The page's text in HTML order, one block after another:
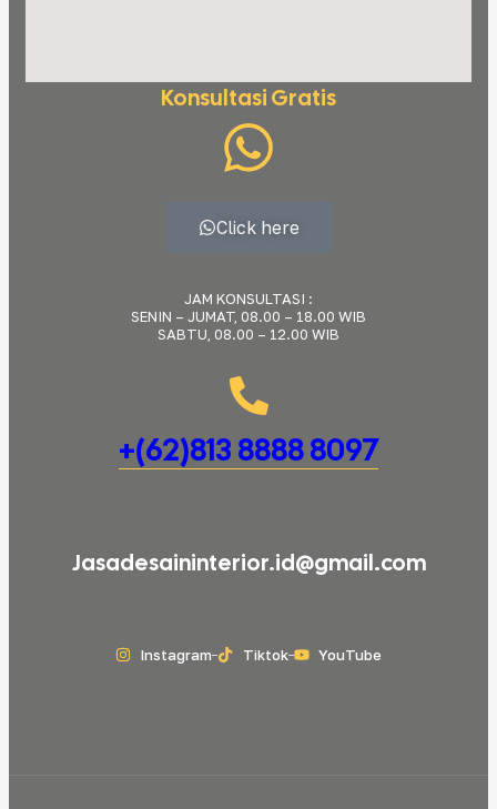
Konsultasi Gratis
Click here
JAM KONSULTASI :
SENIN – JUMAT, 08.00 – 18.00 WIB
SABTU, 08.00 – 12.00 WIB
+(62)813 8888 8097
Jasadesaininterior.id@gmail.com
Instagram Tiktok YouTube